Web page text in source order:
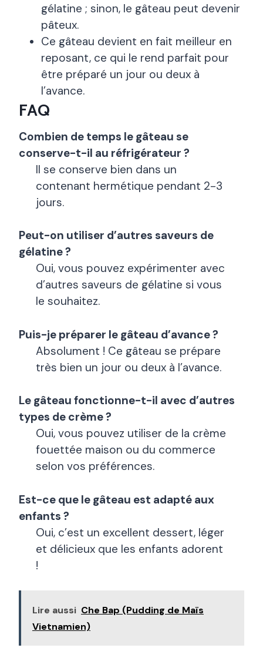
gélatine ; sinon, le gâteau peut devenir
pâteux.
Ce gâteau devient en fait meilleur en
reposant, ce qui le rend parfait pour
être préparé un jour ou deux à
l’avance.
FAQ
Combien de temps le gâteau se
conserve-t-il au réfrigérateur ?
Il se conserve bien dans un
contenant hermétique pendant 2-3
jours.
Peut-on utiliser d’autres saveurs de
gélatine ?
Oui, vous pouvez expérimenter avec
d’autres saveurs de gélatine si vous
le souhaitez.
Puis-je préparer le gâteau d’avance ?
Absolument ! Ce gâteau se prépare
très bien un jour ou deux à l’avance.
Le gâteau fonctionne-t-il avec d’autres
types de crème ?
Oui, vous pouvez utiliser de la crème
fouettée maison ou du commerce
selon vos préférences.
Est-ce que le gâteau est adapté aux
enfants ?
Oui, c’est un excellent dessert, léger
et délicieux que les enfants adorent
!
Lire aussi Che Bap (Pudding de Maïs
Vietnamien)